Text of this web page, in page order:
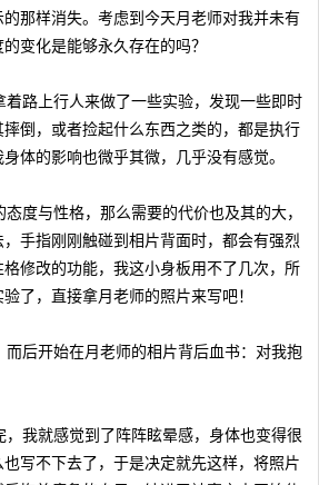
那样消失。考虑到今天月老师对我并未有
变化是能够永久存在的吗？
路上行人来做了一些实验，发现一些即时
倒，或者捡起什么东西之类的，都是执行
体的影响也微乎其微，几乎没有感觉。
度与性格，那么需要的代价也及其的大，
手指刚刚触碰到相片背面时，都会有强烈
修改的功能，我这小身板用不了几次，所
了，直接拿月老师的照片来写吧！
后开始在月老师的相片背后血书：对我抱
我就感觉到了阵阵眩晕感，身体也变得很
写不下去了，于是决定就先这样，将照片